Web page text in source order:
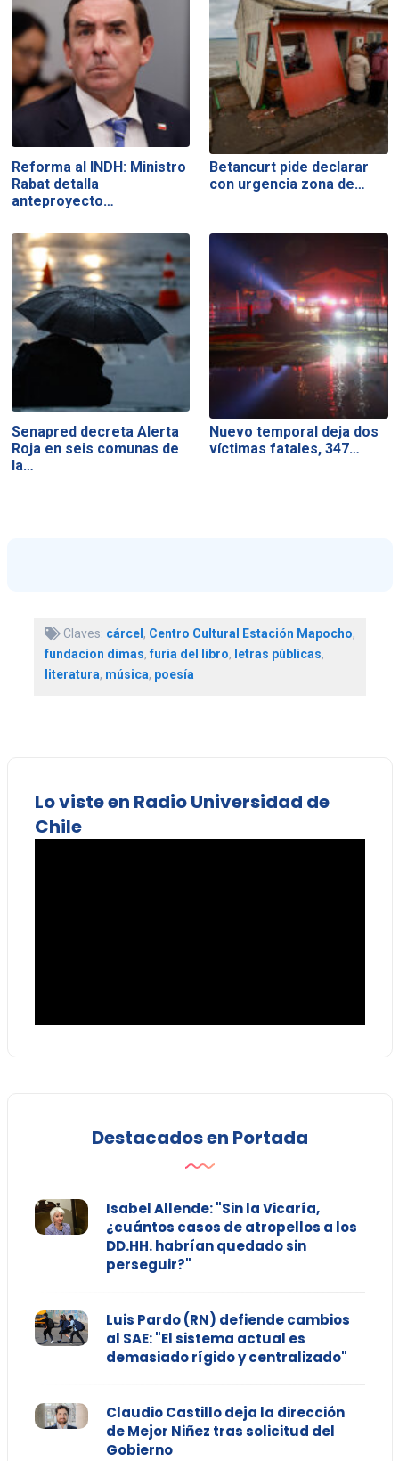
Reforma al INDH: Ministro
Rabat detalla
anteproyecto…
Betancurt pide declarar
con urgencia zona de…
Senapred decreta Alerta
Roja en seis comunas de
la…
Nuevo temporal deja dos
víctimas fatales, 347…
Claves: cárcel , Centro Cultural Estación Mapocho,
fundacion dimas,furia del libro, letras públicas,
literatura, música, poesía
Lo viste en Radio Universidad de
Chile
Destacados en Portada
Isabel Allende: "Sin la Vicaría,
¿cuántos casos de atropellos a los
DD.HH. habrían quedado sin
perseguir?"
Luis Pardo (RN) defiende cambios
al SAE: "El sistema actual es
demasiado rígido y centralizado"
Claudio Castillo deja la dirección
de Mejor Niñez tras solicitud del
Gobierno